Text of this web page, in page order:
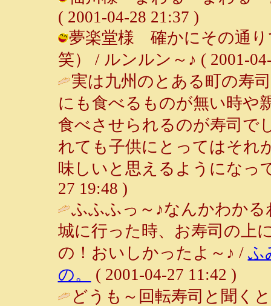
( 2001-04-28 21:37 )
夢楽堂様 確かにその通り
笑） / ルンルン～♪ ( 2001-
実は九州のとある町の寿
にも食べるものが無い時や
食べさせられるのが寿司で
れても子供にとってはそれ
味しいと思えるようになっ
27 19:48 )
ふふふっ～♪なんかわか
城に行った時、お寿司の上
の！おいしかったよ～♪ / ふ
の。
( 2001-04-27 11:42 )
どうも～回転寿司と聞く